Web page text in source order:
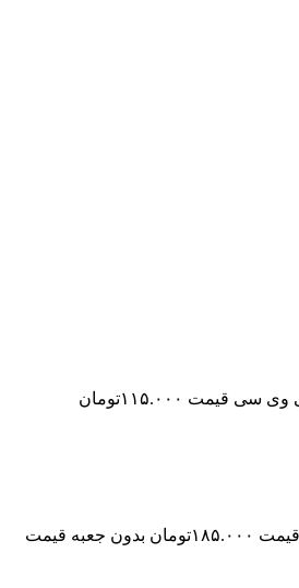
بدون جعبه قیمت ۱۸۰.۰۰۰تومان باجعبه قیمت ۱۸۵.۰۰۰تومان بدون جعبه قیمت ۱۸۰.۰۰۰تومان باجعبه قیمت ۱۸۵.۰۰۰تومان بدون جعبه قیمت ۱۸۰.۰۰۰تومان باجعبه قیمت ۱۸۵.۰۰۰تومان بدون جعبه قیمت